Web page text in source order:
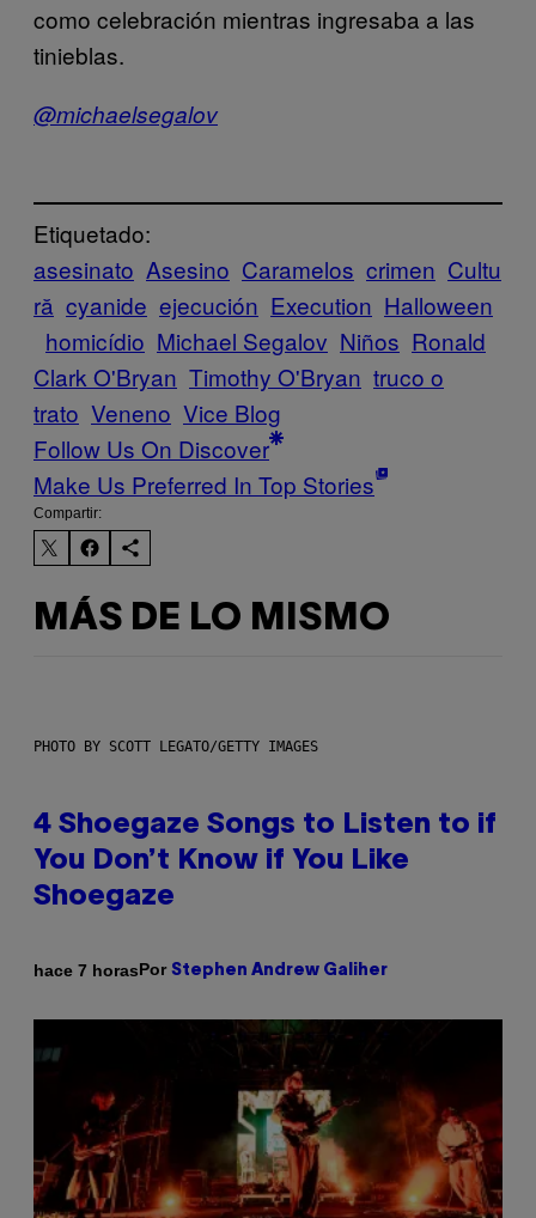
como celebración mientras ingresaba a las
tinieblas.
@michaelsegalov
Etiquetado:
asesinato Asesino Caramelos crimen Cultu
ră cyanide ejecución Execution Halloween
homicídio Michael Segalov Niños Ronald
Clark O'Bryan Timothy O'Bryan truco o
trato Veneno Vice Blog
Follow Us On Discover
Make Us Preferred In Top Stories
Compartir:
MÁS DE LO MISMO
PHOTO BY SCOTT LEGATO/GETTY IMAGES
4 Shoegaze Songs to Listen to if
You Don’t Know if You Like
Shoegaze
hace 7 horasPor Stephen Andrew Galiher